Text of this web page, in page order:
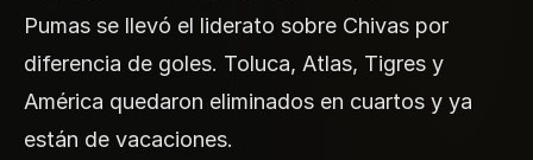
Pumas se llevó el liderato sobre Chivas por
diferencia de goles. Toluca, Atlas, Tigres y
América quedaron eliminados en cuartos y ya
están de vacaciones.